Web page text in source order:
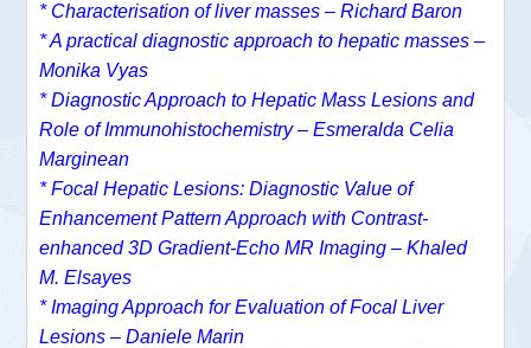
* Characterisation of liver masses – Richard Baron
* A practical diagnostic approach to hepatic masses –
Monika Vyas
* Diagnostic Approach to Hepatic Mass Lesions and
Role of Immunohistochemistry – Esmeralda Celia
Marginean
* Focal Hepatic Lesions: Diagnostic Value of
Enhancement Pattern Approach with Contrast-
enhanced 3D Gradient-Echo MR Imaging – Khaled
M. Elsayes
* Imaging Approach for Evaluation of Focal Liver
Lesions – Daniele Marin